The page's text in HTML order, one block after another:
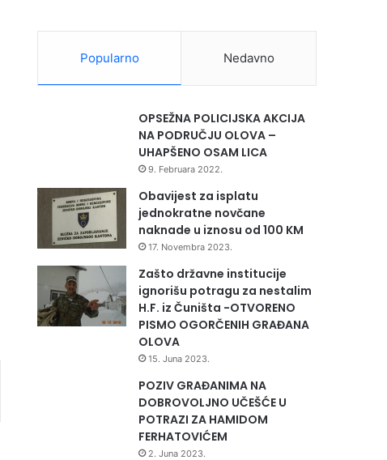
Popularno Nedavno
OPSEŽNA POLICIJSKA AKCIJA
NA PODRUČJU OLOVA –
UHAPŠENO OSAM LICA
9. Februara 2022.
Obavijest za isplatu
jednokratne novčane
naknade u iznosu od 100 KM
17. Novembra 2023.
Zašto državne institucije
ignorišu potragu za nestalim
H.F. iz Čuništa -OTVORENO
PISMO OGORČENIH GRAĐANA
OLOVA
15. Juna 2023.
POZIV GRAĐANIMA NA
DOBROVOLJNO UČEŠĆE U
POTRAZI ZA HAMIDOM
FERHATOVIĆEM
2. Juna 2023.